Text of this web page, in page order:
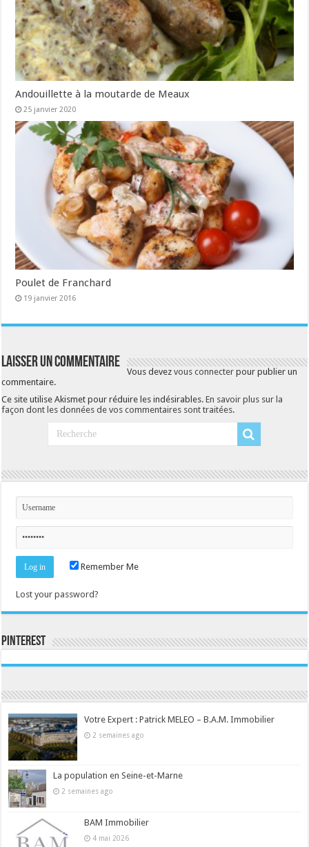
Andouillette à la moutarde de Meaux
25 janvier 2020
Poulet de Franchard
19 janvier 2016
Laisser un commentaire
Vous devezvous connecter pour publier un
commentaire.
Ce site utilise Akismet pour réduire les indésirables.En savoir plus sur la
façon dont les données de vos commentaires sont traitées.
Remember Me
Lost your password?
Pinterest
Votre Expert : Patrick MELEO – B.A.M. Immobilier
2 semaines ago
La population en Seine-et-Marne
2 semaines ago
BAM Immobilier
4 mai 2026